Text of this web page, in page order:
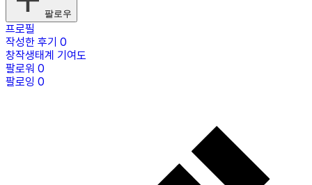
팔로우
프로필
작성한 후기 0
창작생태계 기여도
팔로워 0
팔로잉 0